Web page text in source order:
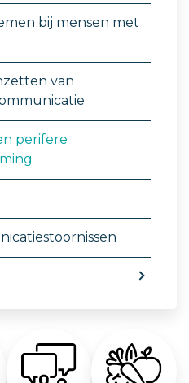
bij mensen met
van
perifere